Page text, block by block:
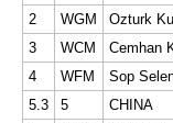
2
WGM Ozturk
3
WCM Cemhan
4
WFM Sop
5.3
5 CHINA